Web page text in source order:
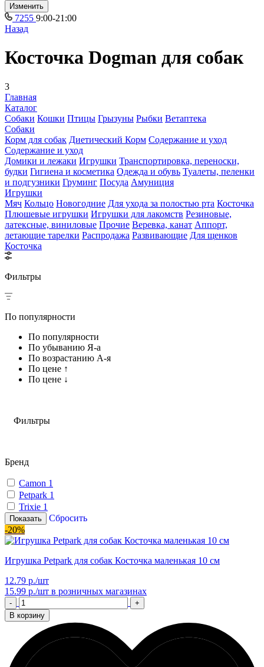
Изменить
7255 9:00-21:00
Назад
Косточка Dogman для собак
3
Главная
Каталог
Собаки Кошки Птицы Грызуны Рыбки Ветаптека
Собаки
Корм для собак Диетический Корм Содержание и уход
Содержание и уход
Домики и лежаки Игрушки Транспортировка, переноски,
будки Гигиена и косметика Одежда и обувь Туалеты, пеленки
и подгузники Груминг Посуда Амуниция
Игрушки
Мяч Кольцо Новогодние Для ухода за полостью рта Косточка
Плюшевые игрушки Игрушки для лакомств Резиновые,
латексные, виниловые Прочие Веревка, канат Аппорт,
летающие тарелки Распродажа Развивающие Для щенков
Косточка
Фильтры
По популярности
По популярности
По убыванию Я-а
По возрастанию А-я
По цене ↑
По цене ↓
Фильтры
Бренд
Camon 1
Petpark 1
Trixie 1
Показать
Сбросить
-20%
Игрушка Petpark для собак Косточка маленькая 10 см
12.79 р./шт
15.99 р./шт в розничных магазинах
-
+
В корзину